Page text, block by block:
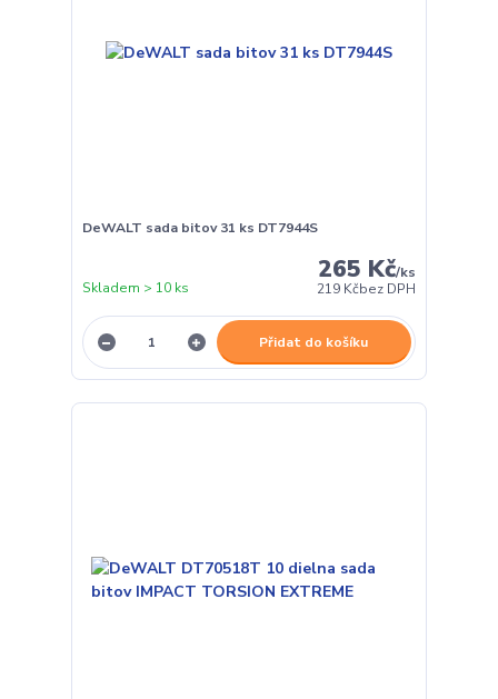
DeWALT sada bitov 31 ks DT7944S
265 Kč/ks
219 Kčbez DPH
Skladem > 10 ks
Přidat do košíku